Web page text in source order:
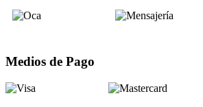
Medios de Pago